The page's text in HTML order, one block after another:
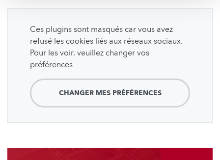
Ces plugins sont masqués car vous avez
refusé les cookies liés aux réseaux sociaux.
Pour les voir, veuillez changer vos
préférences.
CHANGER MES PRÉFÉRENCES